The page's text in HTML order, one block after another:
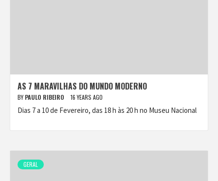
AS 7 MARAVILHAS DO MUNDO MODERNO
BY PAULO RIBEIRO 16 YEARS AGO
Dias 7 a 10 de Fevereiro, das 18 h às 20 h no Museu Nacional
GERAL